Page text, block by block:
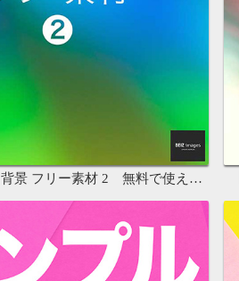
背景 フリー素材 2 無料で使える画像素材集